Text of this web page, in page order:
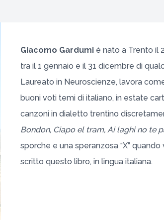
Giacomo Gardumiè nato a Trento il
tra il 1 gennaio e il 31 dicembre di
Laureato in Neuroscienze, lavora
buoni voti temi di italiano, in estate
canzoni in dialetto trentino
Bondon, Ciapo el tram, Ai laghi no te
sporche e una speranzosa “X”
scritto questo libro, in lingua italiana.